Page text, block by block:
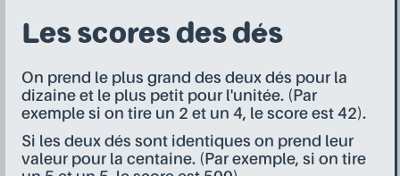
Les scores des dés
On prend le plus grand des deux dés pour la
dizaine et le plus petit pour l'unitée. (Par
exemple si on tire un 2 et un 4, le score est 42).
Si les deux dés sont identiques on prend leur
valeur pour la centaine. (Par exemple, si on tire